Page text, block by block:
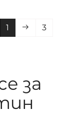
1 3
за